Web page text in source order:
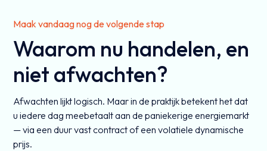
Maak vandaag nog de volgende stap
Waarom nu handelen, en
niet afwachten?
Afwachten lijkt logisch. Maar in de praktijk betekent het dat
u iedere dag meebetaalt aan de paniekerige energiemarkt
— via een duur vast contract of een volatiele dynamische
prijs.